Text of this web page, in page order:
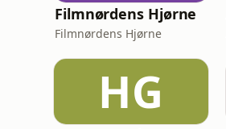
Filmnørdens Hjørne
Filmnørdens Hjørne
HG